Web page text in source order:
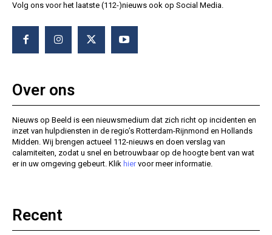
Volg ons voor het laatste (112-)nieuws ook op Social Media.
Over ons
Nieuws op Beeld is een nieuwsmedium dat zich richt op incidenten en
inzet van hulpdiensten in de regio’s Rotterdam-Rijnmond en Hollands
Midden. Wij brengen actueel 112-nieuws en doen verslag van
calamiteiten, zodat u snel en betrouwbaar op de hoogte bent van wat
er in uw omgeving gebeurt. Klik hiervoor meer informatie.
Recent